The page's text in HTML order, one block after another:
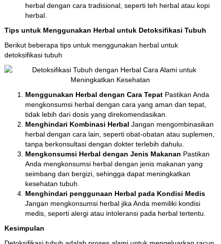
herbal dengan cara tradisional, seperti teh herbal atau kopi
herbal.
Tips untuk Menggunakan Herbal untuk Detoksifikasi Tubuh
Berikut beberapa tips untuk menggunakan herbal untuk
detoksifikasi tubuh
Menggunakan Herbal dengan Cara TepatPastikan Anda
mengkonsumsi herbal dengan cara yang aman dan tepat,
tidak lebih dari dosis yang direkomendasikan.
Menghindari Kombinasi Herbal Jangan mengombinasikan
herbal dengan cara lain, seperti obat-obatan atau suplemen,
tanpa berkonsultasi dengan dokter terlebih dahulu.
Mengkonsumsi Herbal dengan Jenis Makanan Pastikan
Anda mengkonsumsi herbal dengan jenis makanan yang
seimbang dan bergizi, sehingga dapat meningkatkan
kesehatan tubuh.
Menghindari penggunaan Herbal pada Kondisi Medis
Jangan mengkonsumsi herbal jika Anda memiliki kondisi
medis, seperti alergi atau intoleransi pada herbal tertentu.
Kesimpulan